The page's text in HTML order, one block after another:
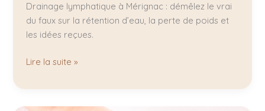
Drainage lymphatique à Mérignac : démêlez le vrai
du faux sur la rétention d’eau, la perte de poids et
les idées reçues.
Lire la suite »